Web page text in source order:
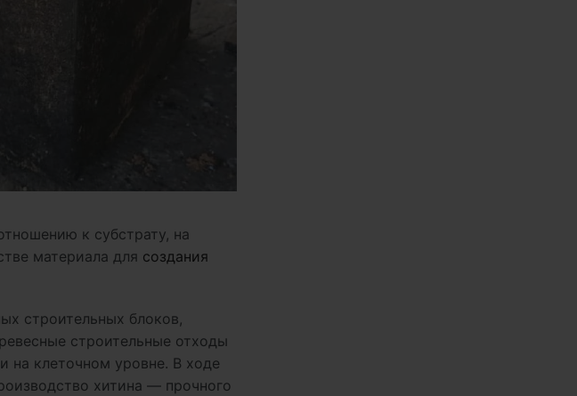
к субстрату, на
материала для создания
строительных блоков,
строительные отходы
на клеточном уровне. В ходе
хитина — прочного